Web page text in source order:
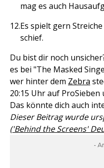
mag es auch
Es spielt gern
schief.
Du bist dir noch
es bei "The Masked
wer hinter dem Zebra
20:15 Uhr auf ProSieben
Das könnte dich auch
Dieser Beitrag wurde
('Behind the Screens'
-